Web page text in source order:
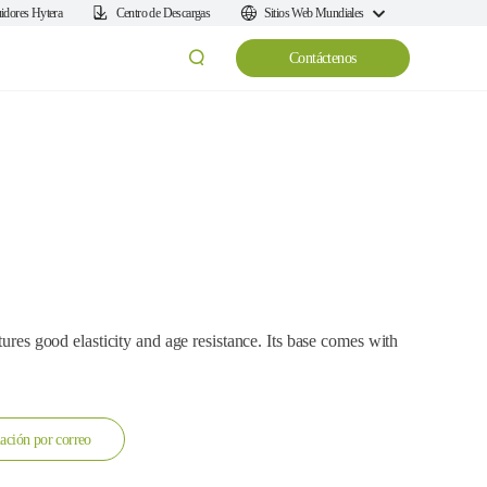
Hytera Centro de Descargas Sitios Web Mundiales
Contáctenos
good elasticity and age resistance. Its base comes with
por correo